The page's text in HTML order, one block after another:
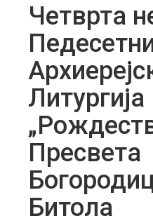
Четврта
Пресвета
Битола